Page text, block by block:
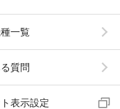
一覧
質問
表示設定